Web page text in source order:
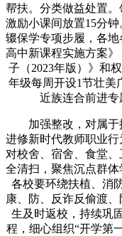
帮扶。分类做益处置。
激励小课间放置15分
辍保学专项步履，各
高中新课程实施方案
子（2023年版）》和
年级每周开设1节壮美
近族连合前进专
加强整改，对属于
进修新时代教师职业行
对校舍、宿舍、食堂
全清扫，聚焦沉点群
各校要环绕扶植、消
康、防、反诈反偷渡
生及时返校，持续巩
程，细心组织“开学第